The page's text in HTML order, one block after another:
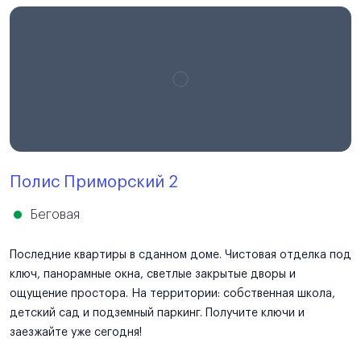
Полис Приморский 2
Беговая
Последние квартиры в сданном доме. Чистовая отделка под
ключ, панорамные окна, светлые закрытые дворы и
ощущение простора. На территории: собственная школа,
детский сад и подземный паркинг. Получите ключи и
заезжайте уже сегодня!